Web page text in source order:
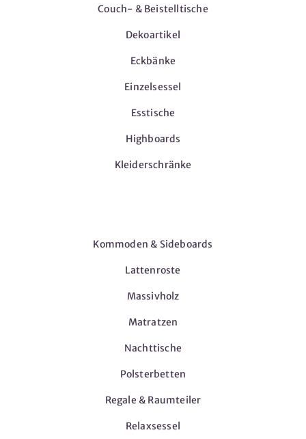
Couch- & Beistelltische
Dekoartikel
Eckbänke
Einzelsessel
Esstische
Highboards
Kleiderschränke
Kommoden & Sideboards
Lattenroste
Massivholz
Matratzen
Nachttische
Polsterbetten
Regale & Raumteiler
Relaxsessel